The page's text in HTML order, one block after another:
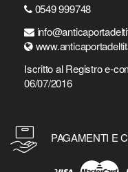
0549 999748
Iscritto al Registro e-
06/07/2016
PAGAMENTI E